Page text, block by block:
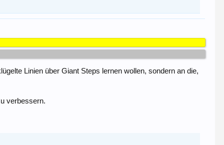
Linien über Giant Steps lernen wollen, sondern an die,
verbessern.